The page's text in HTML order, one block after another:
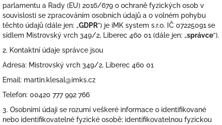
parlamentu a Rady (EU) 2016/679 o ochraně fyzických osob v
souvislosti se zpracováním osobních údajů a o volném pohybu
těchto údajů (dále jen: „GDPR”) je iMK system s.r.o. IČ 07225091se
sídlem Mistrovský vrch 349/2, Liberec 460 01 (dále jen: „správce“).
2. Kontaktní údaje správce jsou
Adresa: Mistrovský vrch 349/2, Liberec 460 01
Email: martin.klesal@imks.cz
Telefon: 00420 777 992 766
3. Osobními údaji se rozumí veškeré informace o identifikované
nebo identifikovatelné fyzické osobě; identifikovatelnou fyzickou